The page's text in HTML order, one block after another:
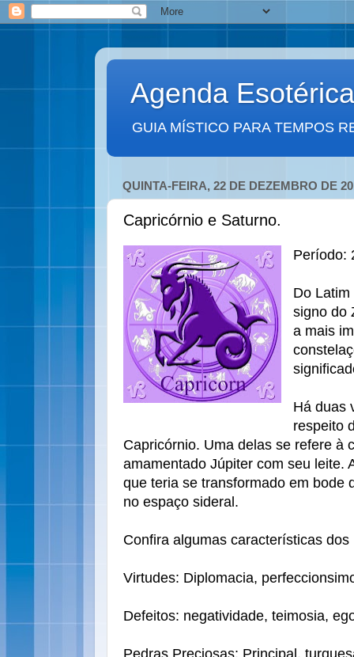
Agenda Esotérica
GUIA MÍSTICO PARA TEMPOS
QUINTA-FEIRA, 22 DE DEZEMBRO DE
Capricórnio e Saturno.
Período:
Do Latim
signo do
a mais
Há duas
respeito
Capricórnio. Uma delas se refere à
amamentado Júpiter com seu leite.
que teria se transformado em bode
no espaço sideral.
Confira algumas características
Virtudes: Diplomacia,
Defeitos: negatividade, teimosia,
Pedras Preciosas: Principal,